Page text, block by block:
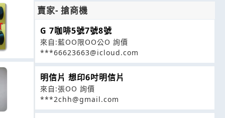
賣家- 搶商機
G 7咖啡5號7號8號
來自:藍OO限OO公O 詢價
***66623663@icloud.com
明信片 想印6吋明信片
來自:張OO 詢價
***2chh@gmail.com